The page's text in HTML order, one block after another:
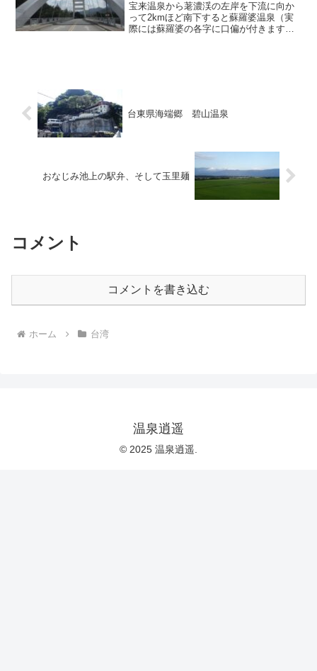
宝来温泉から荖濃渓の左岸を下流に向か
って2kmほど南下すると蘇羅婆温泉（実
際には蘇羅婆の各字に口偏が付きます）
台東県海端郷 碧山温泉
おなじみ池上の駅弁、そして玉里麺
コメント
コメントを書き込む
ホーム 台湾
温泉逍遥
© 2025 温泉逍遥.